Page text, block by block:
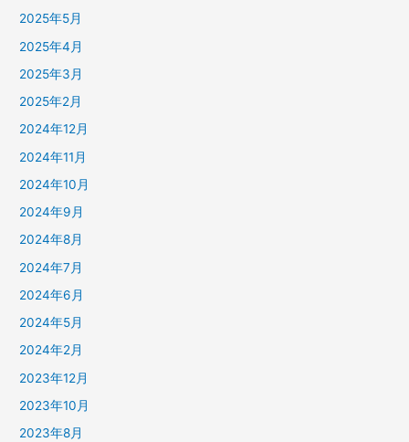
2025年5月
2025年4月
2025年3月
2025年2月
2024年12月
2024年11月
2024年10月
2024年9月
2024年8月
2024年7月
2024年6月
2024年5月
2024年2月
2023年12月
2023年10月
2023年8月